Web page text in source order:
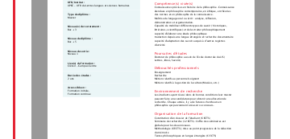
Compétence(s) visée(s)
Connaissances précises en histoire de la philosophie. Connaissance
étendues en philosophie contemporaine, en éthique, en théories
des normes et en philosophie de la connaissance.
Maîtrise du langage oral ou écrit : analyse, réflexion,
démonstration et argumentation.
Capacité de mobiliser différents types de savoir ( historiques,
littéraires, scientifiques) et de les traiter philosophiquement
capacité d'élaborer une étude philosophique
traduction depuis une langue étrangère et recherche documentaire
capacité d'adaptation des savoirs acquis à d'autres registres
d'activité
Poursuites d'études
Doctorat de philosophie au sein de l'école doctorale du LIS (
Lettres, Idées, Savoirs)
Débouchés professionnels
Enseignement
Recherche
Métiers relatifs au personnel soignant
Métiers relatifs à la gestion de la culture (Musées, etc.)
Environnement de recherche
Les étudiants ayant réussi dans de bonnes conditions leur master
peuvent faire une candidature pour obtenir une allocation de
recherche. Chaque année, il y a de futures chercheurs en
philosophie qui parviennent à réussir ce concours.
Organisation de la formation
Constitution d'un dossier de l'étudiant (6 ECTS)
Séminaire de recherche (12 ECTS). L'offre des séminaires est
globale pour les deux niveaux.
Méthodologie (6 ECTS); mise au point progressive de la rédaction
du mémoire
Textes philosophiques en langue étrangère (6 ECTS)
UFR/Institut :
UPEC - UFR de Lettres langues et sciences humaines
Type de diplôme :
Master
Niveau(x) de recrutement :
Bac + 3
Niveau de diplôme :
Bac + 5
Niveau de sortie :
Niveau 1
Lieu(x) de formation :
Créteil - Campus Centre
Durée des études :
2 ans
Accessible en :
Formation initiale,
Formation continue